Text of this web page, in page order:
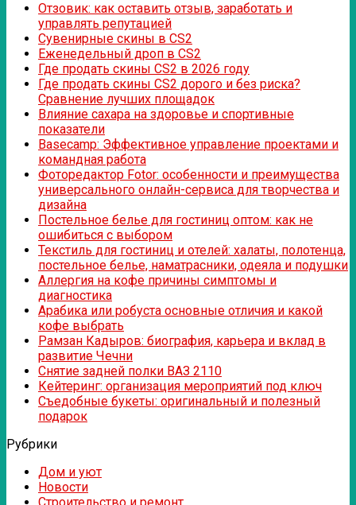
Отзовик: как оставить отзыв, заработать и
управлять репутацией
Сувенирные скины в CS2
Еженедельный дроп в CS2
Где продать скины CS2 в 2026 году
Где продать скины CS2 дорого и без риска?
Сравнение лучших площадок
Влияние сахара на здоровье и спортивные
показатели
Basecamp: Эффективное управление проектами и
командная работа
Фоторедактор Fotor: особенности и преимущества
универсального онлайн-сервиса для творчества и
дизайна
Постельное белье для гостиниц оптом: как не
ошибиться с выбором
Текстиль для гостиниц и отелей: халаты, полотенца,
постельное белье, наматрасники, одеяла и подушки
Аллергия на кофе причины симптомы и
диагностика
Арабика или робуста основные отличия и какой
кофе выбрать
Рамзан Кадыров: биография, карьера и вклад в
развитие Чечни
Снятие задней полки ВАЗ 2110
Кейтеринг: организация мероприятий под ключ
Съедобные букеты: оригинальный и полезный
подарок
Рубрики
Дом и уют
Новости